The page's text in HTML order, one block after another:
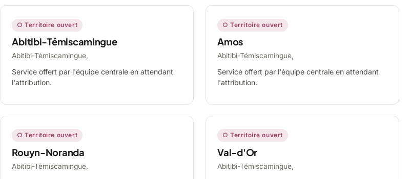
○ Territoire ouvert
Abitibi-Témiscamingue
Abitibi-Témiscamingue,
Service offert par l'équipe centrale en attendant
l'attribution.
○ Territoire ouvert
Amos
Abitibi-Témiscamingue,
Service offert par l'équipe centrale en attendant
l'attribution.
○ Territoire ouvert
Rouyn-Noranda
Abitibi-Témiscamingue,
○ Territoire ouvert
Val-d'Or
Abitibi-Témiscamingue,